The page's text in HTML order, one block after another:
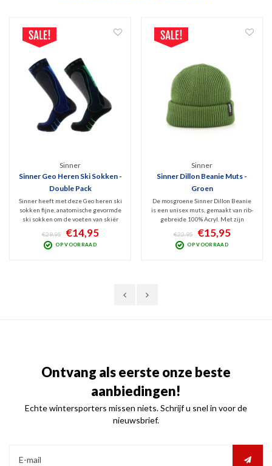
Sinner
Sinner Geo Heren Ski Sokken -
Double Pack
Sinner heeft met deze Geo heren ski
sokken fijne, anatomische gevormde
ski sokken om de voeten van skiër
en snowboarder droog, warm en
beschermd te houden. Maximaal
comfort en ontlasten van hiel, tenen
€29,95 €14,95
OP VOORRAAD
Sinner
Sinner Dillon Beanie Muts -
Groen
De mosgroene Sinner Dillon Beanie
is een unisex muts, gemaakt van rib-
gebreide 100% Acryl. Met zijn
opstaande rand lijkt hij op de Sinner
Havre en heeft hij ook het lederen
Sinner logo als design kenmerk.
€22,95 €15,95
OP VOORRAAD
Ontvang als eerste onze beste
aanbiedingen!
Echte wintersporters missen niets. Schrijf u snel in voor de
nieuwsbrief.